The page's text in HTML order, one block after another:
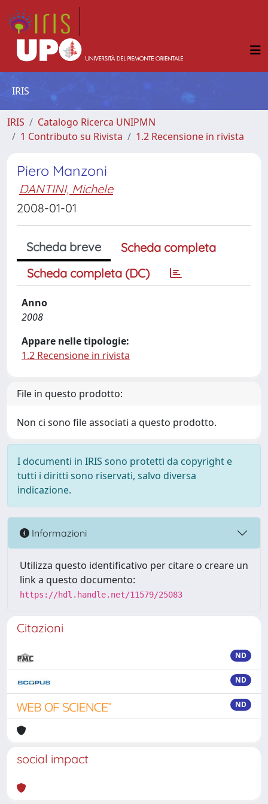
IRIS
IRIS
Catalogo Ricerca UNIPMN
1 Contributo su Rivista
1.2 Recensione in rivista
Piero Manzoni
DANTINI, Michele
2008-01-01
Scheda breve
Scheda completa
Scheda completa (DC)
Anno
2008
Appare nelle tipologie:
1.2 Recensione in rivista
File in questo prodotto:
Non ci sono file associati a questo prodotto.
I documenti in IRIS sono protetti da copyright e
tutti i diritti sono riservati, salvo diversa
indicazione.
Informazioni
Utilizza questo identificativo per citare o creare un
link a questo documento:
https://hdl.handle.net/11579/25083
Citazioni
ND
ND
ND
social impact